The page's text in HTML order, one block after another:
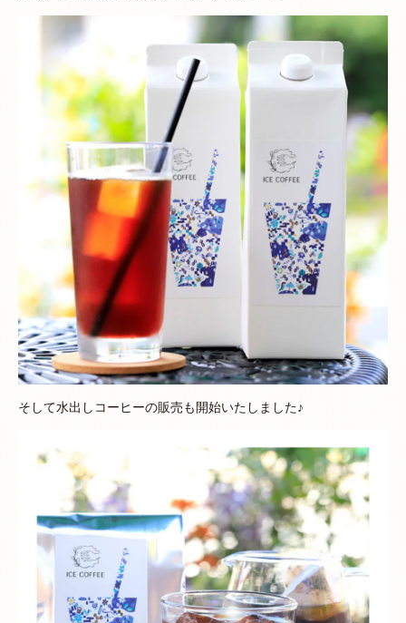
そして水出しコーヒーの販売も開始いたしました♪